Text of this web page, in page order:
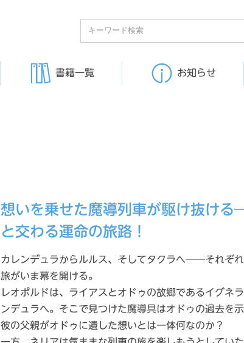
書籍一覧 お知らせ
想いを乗せた魔導列車が駆け抜け
と交わる運命の旅路！
カレンデュラからルルス、そしてタクラへ――それぞ
旅がいま幕を開ける。
レオポルドは、ライアスとオドゥの故郷であるイグネ
ンデュラへ。そこで見つけた魔導具はオドゥの過去を
彼の父親がオドゥに遺した想いとは一体何なのか？